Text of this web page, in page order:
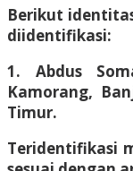
Berikut
diidentifikasi:
1. Abdus
Kamorang,
Timur.
Teridentifikasi